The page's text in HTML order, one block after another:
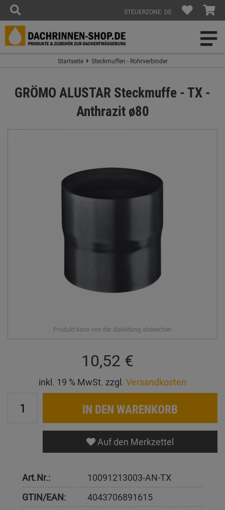
STEUERZONE: DE
Startseite Steckmuffen - Rohrverbinder
GRÖMO ALUSTAR Steckmuffe - TX -
Anthrazit ø80
10,52 €
inkl. 19 % MwSt. zzgl. Versandkosten
IN DEN WARENKORB
Auf den Merkzettel
Art.Nr.:
10091213003-AN-TX
GTIN/EAN:
4043706891615